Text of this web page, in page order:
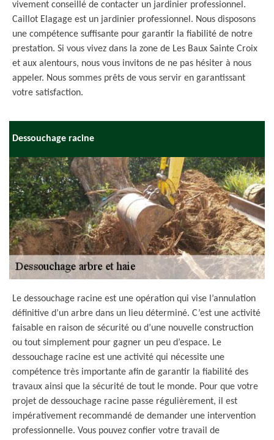
vivement conseillé de contacter un jardinier professionnel.
Caillot Elagage est un jardinier professionnel. Nous disposons
une compétence suffisante pour garantir la fiabilité de notre
prestation. Si vous vivez dans la zone de Les Baux Sainte Croix
et aux alentours, nous vous invitons de ne pas hésiter à nous
appeler. Nous sommes prêts de vous servir en garantissant
votre satisfaction.
Dessouchage racine
Le dessouchage racine est une opération qui vise l’annulation
définitive d’un arbre dans un lieu déterminé. C’est une activité
faisable en raison de sécurité ou d’une nouvelle construction
ou tout simplement pour gagner un peu d’espace. Le
dessouchage racine est une activité qui nécessite une
compétence très importante afin de garantir la fiabilité des
travaux ainsi que la sécurité de tout le monde. Pour que votre
projet de dessouchage racine passe régulièrement, il est
impérativement recommandé de demander une intervention
professionnelle. Vous pouvez confier votre travail de